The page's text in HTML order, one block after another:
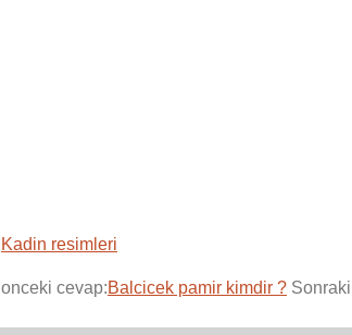
Kadin resimleri
onceki cevap:Balcicek pamir kimdir ?